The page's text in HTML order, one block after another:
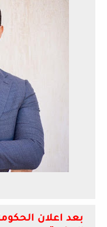
بعد اعلان